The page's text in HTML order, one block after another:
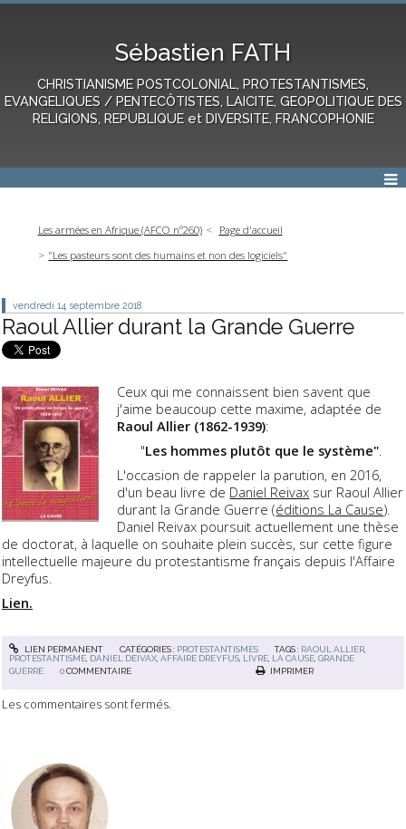
Sébastien FATH
CHRISTIANISME POSTCOLONIAL, PROTESTANTISMES,
EVANGELIQUES / PENTECÔTISTES, LAICITE, GEOPOLITIQUE DES
RELIGIONS, REPUBLIQUE et DIVERSITE, FRANCOPHONIE
Les armées en Afrique (AFCO n°260)
Page d'accueil
"Les pasteurs sont des humains et non des logiciels"
vendredi 14 septembre 2018
Raoul Allier durant la Grande Guerre
Ceux qui me connaissent bien savent que
j'aime beaucoup cette maxime, adaptée de
Raoul Allier (1862-1939):
"Les hommes plutôt que le système".
L'occasion de rappeler la parution, en 2016,
d'un beau livre de Daniel Reivax sur Raoul Allier
durant la Grande Guerre (éditions La Cause).
Daniel Reivax poursuit actuellement une thèse
de doctorat, à laquelle on souhaite plein succès, sur cette figure
intellectuelle majeure du protestantisme français depuis l'Affaire
Dreyfus.
Lien.
LIEN PERMANENT CATÉGORIES : PROTESTANTISMES TAGS : RAOUL ALLIER
PROTESTANTISME DANIEL DEIVAX ,AFFAIRE DREYFUS LIVRE LA CAUSE ,GRANDE
GUERRE
0 COMMENTAIRE IMPRIMER
Les commentaires sont fermés.